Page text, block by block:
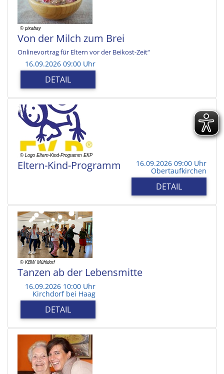
Von der Milch zum Brei
Onlinevortrag für Eltern vor der Beikost-Zeit“
16.09.2026 09:00 Uhr
DETAIL
Eltern-Kind-Programm 16.09.2026 09:00 Uhr
Obertaufkirchen
DETAIL
Tanzen ab der Lebensmitte
16.09.2026 10:00 Uhr
Kirchdorf bei Haag
DETAIL